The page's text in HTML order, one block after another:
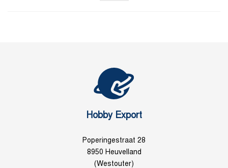
Hobby Export
Poperingestraat 28
8950 Heuvelland
(Westouter)